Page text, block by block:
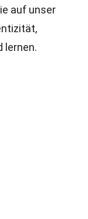
auf unser
lernen.